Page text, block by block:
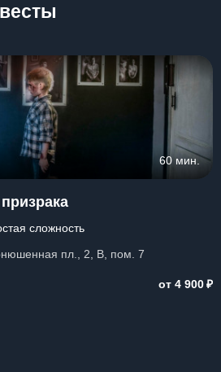
60 мин.
сложность
пл., 2, B, пом. 7
от 4 900₽